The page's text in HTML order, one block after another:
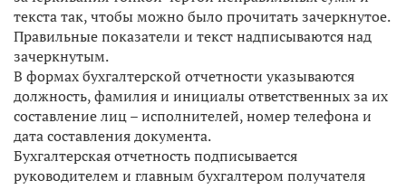
текста так, чтобы можно было прочитать зачеркнутое.
Правильные показатели и текст надписываются над
зачеркнутым.
В формах бухгалтерской отчетности указываются
должность, фамилия и инициалы ответственных за их
составление лиц – исполнителей, номер телефона и
дата составления документа.
Бухгалтерская отчетность подписывается
руководителем и главным бухгалтером получателя